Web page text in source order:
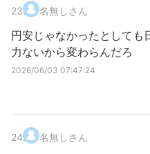
23. 名無しさん
円安じゃなかったとしても
力ないから変わらんだろ
2026/06/03 07:47:24
24. 名無しさん